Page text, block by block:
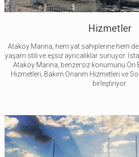
Hizmetler
Ataköy Marina, hem yat sahiplerine hem
yaşam stili ve eşsiz ayrıcalıklar sunuyor.
Ataköy Marina, benzersiz konumunu Ön
Hizmetleri, Bakım Onarım Hizmetleri ve
birleştiriyor.